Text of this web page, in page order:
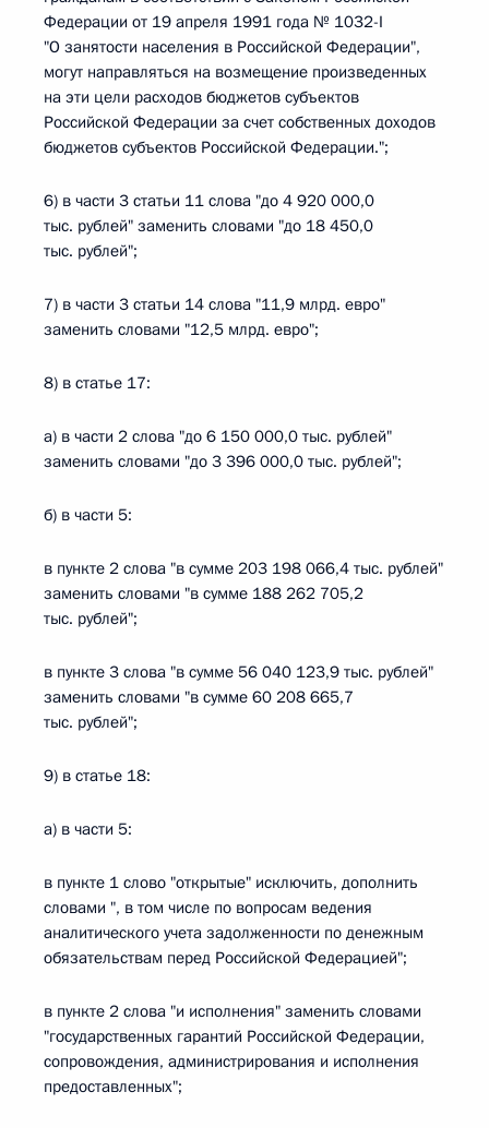
Федерации от 19 апреля 1991 года № 1032-I
"О занятости населения в Российской Федерации",
могут направляться на возмещение произведенных
на эти цели расходов бюджетов субъектов
Российской Федерации за счет собственных доходов
бюджетов субъектов Российской Федерации.";
6) в части 3 статьи 11 слова "до 4 920 000,0
тыс. рублей" заменить словами "до 18 450,0
тыс. рублей";
7) в части 3 статьи 14 слова "11,9 млрд. евро"
заменить словами "12,5 млрд. евро";
8) в статье 17:
а) в части 2 слова "до 6 150 000,0 тыс. рублей"
заменить словами "до 3 396 000,0 тыс. рублей";
б) в части 5:
в пункте 2 слова "в сумме 203 198 066,4 тыс. рублей"
заменить словами "в сумме 188 262 705,2
тыс. рублей";
в пункте 3 слова "в сумме 56 040 123,9 тыс. рублей"
заменить словами "в сумме 60 208 665,7
тыс. рублей";
9) в статье 18:
а) в части 5:
в пункте 1 слово "открытые" исключить, дополнить
словами ", в том числе по вопросам ведения
аналитического учета задолженности по денежным
обязательствам перед Российской Федерацией";
в пункте 2 слова "и исполнения" заменить словами
"государственных гарантий Российской Федерации,
сопровождения, администрирования и исполнения
предоставленных";